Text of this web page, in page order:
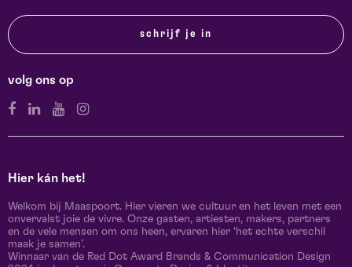
schrijf je in
volg ons op
Hier kán het!
Welkom bij Maaspoort. Hier vieren we cultuur en het leven met een
onvervalst joie de vivre. Onze gasten, artiesten, makers, partners
en de vele mensen om ons heen, ervaren hier ‘het echte verschil
maak je samen’.
Winnaar van de Red Dot Award Brands & Communication Design